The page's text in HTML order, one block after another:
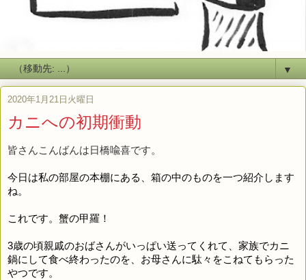
▼
2020年1月21日火曜日
カニへの初期衝動
皆さんこんばんは日橋喩喜です。
今日は私の部屋の本棚にある、箱の中のものを一つ紹介します
ね。
これです。蟹の甲羅！
3歳の頃親戚のおばさんがいっぱい送ってくれて、家族でカニ
鍋にして食べ終わったのを、お母さんに駄々をこねてもらった
やつです。